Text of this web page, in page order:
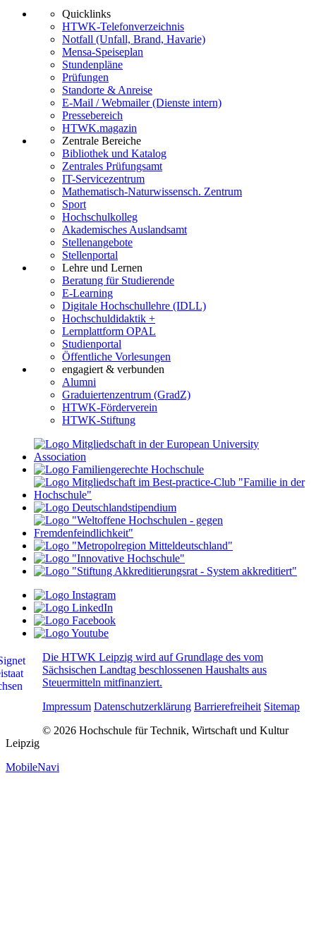
Quicklinks
HTWK-Telefonverzeichnis
Notfall (Unfall, Brand, Havarie)
Mensa-Speiseplan
Stundenpläne
Prüfungen
Standorte & Anreise
E-Mail / Webmailer (Dienste intern)
Pressebereich
HTWK.magazin
Zentrale Bereiche
Bibliothek und Katalog
Zentrales Prüfungsamt
IT-Servicezentrum
Mathematisch-Naturwissensch. Zentrum
Sport
Hochschulkolleg
Akademisches Auslandsamt
Stellenangebote
Stellenportal
Lehre und Lernen
Beratung für Studierende
E-Learning
Digitale Hochschullehre (IDLL)
Hochschuldidaktik +
Lernplattform OPAL
Studienportal
Öffentliche Vorlesungen
engagiert & verbunden
Alumni
Graduiertenzentrum (GradZ)
HTWK-Förderverein
HTWK-Stiftung
Die HTWK Leipzig wird auf Grundlage des vom
Sächsischen Landtag beschlossenen Haushalts aus
Steuermitteln mitfinanziert.
Impressum Datenschutzerklärung Barrierefreiheit Sitemap
© 2026 Hochschule für Technik, Wirtschaft und Kultur
Leipzig
MobileNavi